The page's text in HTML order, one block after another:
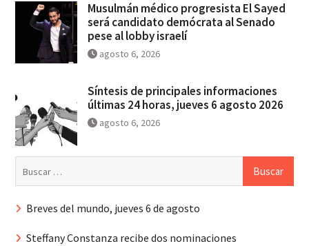
Musulmán médico progresista El Sayed
será candidato demócrata al Senado
pese al lobby israelí
agosto 6, 2026
Síntesis de principales informaciones
últimas 24 horas, jueves 6 agosto 2026
agosto 6, 2026
Breves del mundo, jueves 6 de agosto
Steffany Constanza recibe dos nominaciones